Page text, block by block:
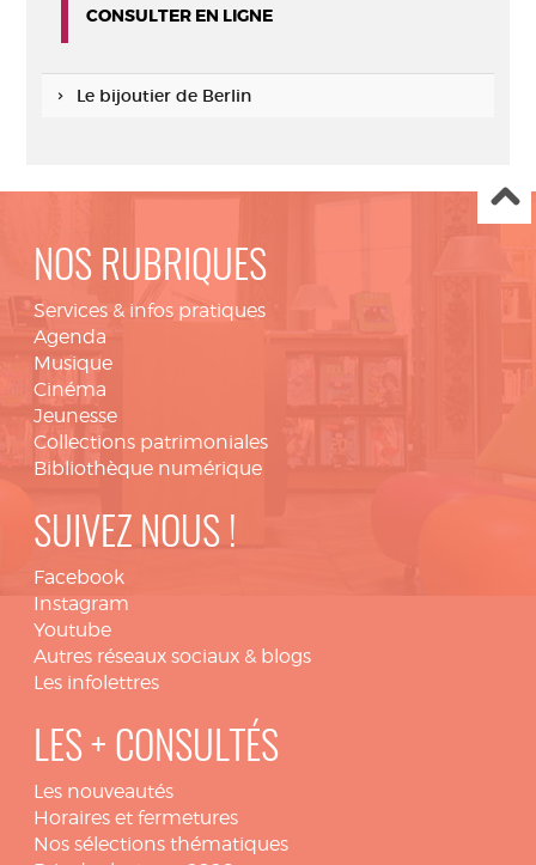
CONSULTER EN LIGNE
Le bijoutier de Berlin
NOS RUBRIQUES
Services & infos pratiques
Agenda
Musique
Cinéma
Jeunesse
Collections patrimoniales
Bibliothèque numérique
SUIVEZ NOUS !
Facebook
Instagram
Youtube
Autres réseaux sociaux & blogs
Les infolettres
LES + CONSULTÉS
Les nouveautés
Horaires et fermetures
Nos sélections thématiques